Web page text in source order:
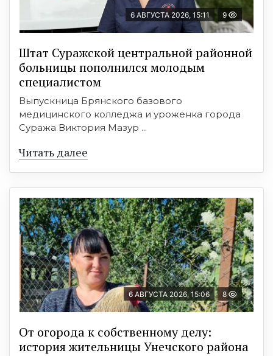
6 АВГУСТА 2026, 15:11 9
Штат Суражской центральной районной
больницы пополнился молодым
специалистом
Выпускница Брянского базового
медицинского колледжа и уроженка города
Суража Виктория Мазур ...
Читать далее
6 АВГУСТА 2026, 15:06 8
От огорода к собственному делу:
история жительницы Унечского района